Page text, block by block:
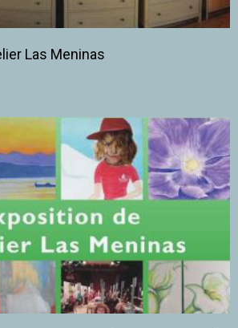
Las Meninas